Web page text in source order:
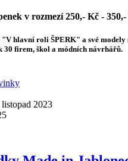
v rozmezí 250,- Kč -
hlavní roli ŠPERK" a své modely
30 firem, škol a módních návrhářů.
2023